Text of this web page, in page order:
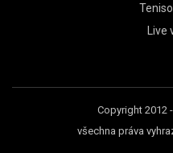
Live
Copyright 2012
všechna práva